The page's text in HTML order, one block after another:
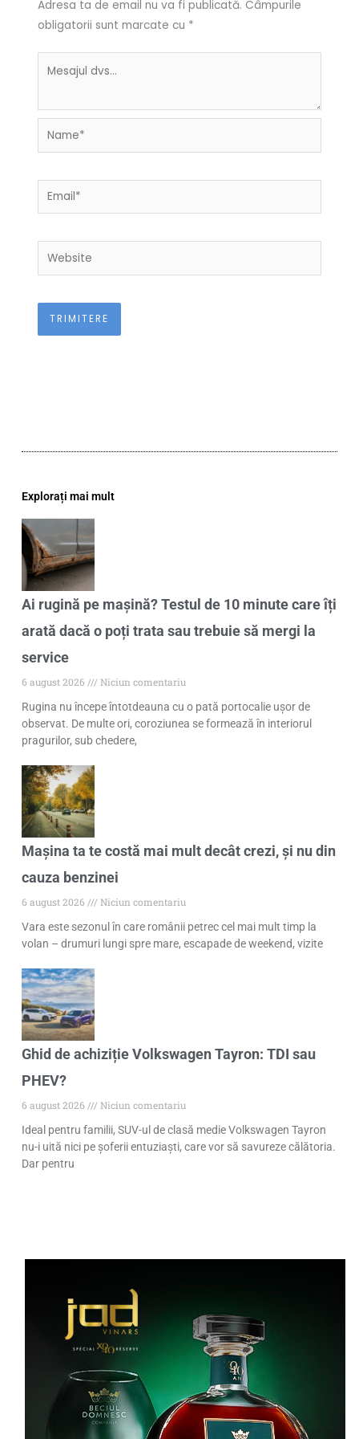
Adresa ta de email nu va fi publicată. Câmpurile
obligatorii sunt marcate cu *
Name*
Email*
Website
Explorați mai mult
Ai rugină pe mașină? Testul de 10 minute care îți
arată dacă o poți trata sau trebuie să mergi la
service
6 august 2026
Niciun comentariu
Rugina nu începe întotdeauna cu o pată portocalie ușor de
observat. De multe ori, coroziunea se formează în interiorul
pragurilor, sub chedere,
Mașina ta te costă mai mult decât crezi, și nu din
cauza benzinei
6 august 2026
Niciun comentariu
Vara este sezonul în care românii petrec cel mai mult timp la
volan – drumuri lungi spre mare, escapade de weekend, vizite
Ghid de achiziție Volkswagen Tayron: TDI sau
PHEV?
6 august 2026
Niciun comentariu
Ideal pentru familii, SUV-ul de clasă medie Volkswagen Tayron
nu-i uită nici pe șoferii entuziaști, care vor să savureze călătoria.
Dar pentru